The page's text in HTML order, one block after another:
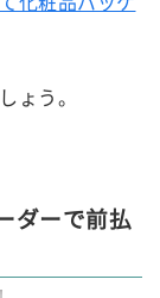
ょう。
ダーで前払